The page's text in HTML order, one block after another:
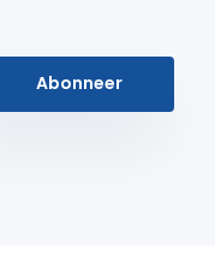
Abonneer